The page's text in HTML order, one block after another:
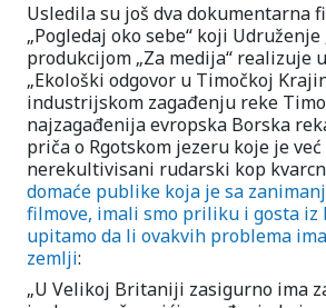
Usledila su još dva dokumentarna
„Pogledaj oko sebe“ koji Udruženje
produkcijom „Za medija“ realizuje
„Ekološki odgovor u Timočkoj
industrijskom zagađenju reke
najzagađenija evropska Borska
priča o Rgotskom jezeru koje je
nerekultivisani rudarski kop
domaće publike koja je sa
filmove, imali smo priliku i gosta iz
upitamo da li ovakvih problema
zemlji:
„U Velikoj Britaniji zasigurno ima